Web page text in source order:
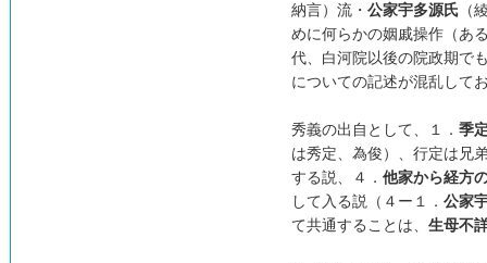
納言）流・ 公家宇多源氏 （
めに何らかの姻戚操作（あ
代、白河院以後の院政期で
についての記述が混乱して
秀義の出自として、１． 季
は秀定、為俊）、行定は兄
する説、４． 他家から経方
して入る説（４ー１． 公家
て共通することは、 生母不